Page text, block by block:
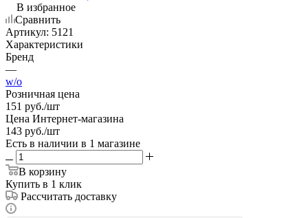
В избранное
Сравнить
Артикул: 5121
Характеристики
Бренд
—
w/o
Розничная цена
151 руб./шт
Цена Интернет-магазина
143 руб./шт
Есть в наличии в 1 магазине
В корзину
Купить в 1 клик
Рассчитать доставку